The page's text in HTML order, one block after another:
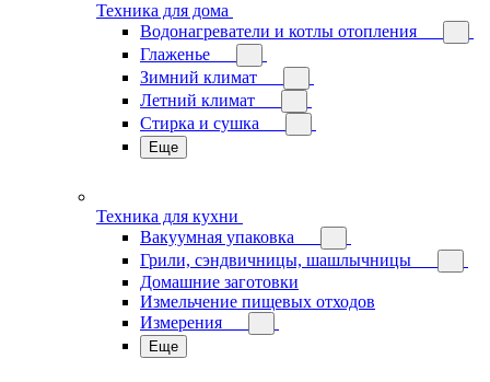
Техника для дома
Водонагреватели и котлы отопления
Глаженье
Зимний климат
Летний климат
Стирка и сушка
Еще
Техника для кухни
Вакуумная упаковка
Грили, сэндвичницы, шашлычницы
Домашние заготовки
Измельчение пищевых отходов
Измерения
Еще